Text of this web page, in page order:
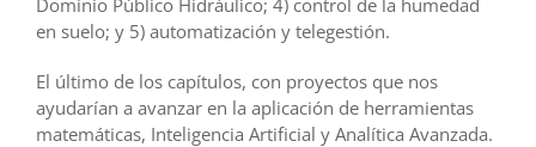
Dominio Público Hidráulico; 4) control de la humedad
en suelo; y 5) automatización y telegestión.
El último de los capítulos, con proyectos que nos
ayudarían a avanzar en la aplicación de herramientas
matemáticas, Inteligencia Artificial y Analítica Avanzada.